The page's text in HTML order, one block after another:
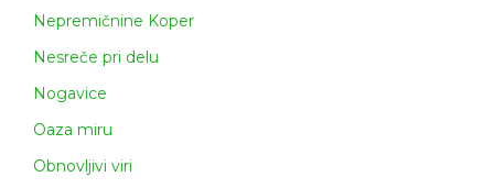
Nepremičnine Koper
Nesreče pri delu
Nogavice
Oaza miru
Obnovljivi viri